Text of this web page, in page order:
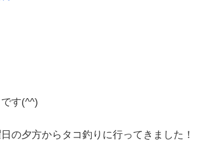
す(^^)
の夕方からタコ釣りに行ってきました！